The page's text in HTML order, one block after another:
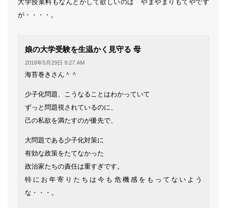
大学授業料もなんとかして欲しいのは やまやまりもてやです
が・・・・。
娘の大学受験を生温かく見守る 母
2018年5月29日 9:27 AM
海苔巻きさん＾＾
少子化問題、こうなることはわかっていて
ずっと問題視されているのに、
己の私欲を満たすのが優先で、
大問題である少子化対策に
有効な政策をたてなかった
政治家たちの責任は重すぎです。
特にお年寄りたちは今も危機感をもってないよう
な・・・。